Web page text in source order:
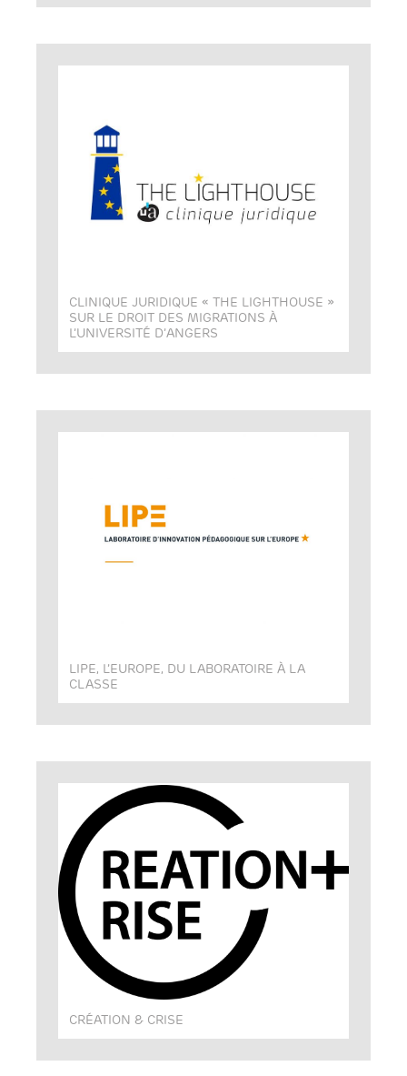
CLINIQUE JURIDIQUE « THE LIGHTHOUSE »
SUR LE DROIT DES MIGRATIONS À
L’UNIVERSITÉ D’ANGERS
LIPE, L’EUROPE, DU LABORATOIRE À LA
CLASSE
CRÉATION & CRISE